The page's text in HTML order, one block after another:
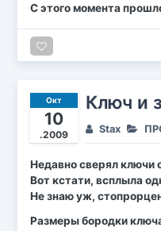
С этого момента
Окт
10
.2009
Ключ и
Stax
Недавно сверял ключи
Вот кстати, всплыла
Не знаю уж,
Размеры бородки